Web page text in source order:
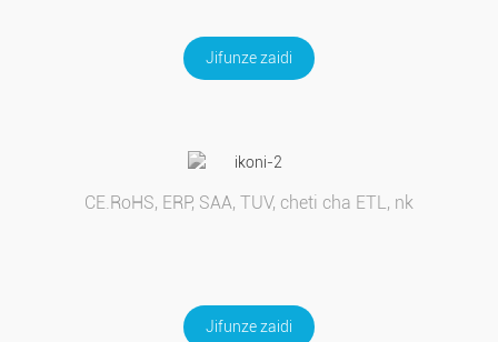
Jifunze zaidi
CE.RoHS, ERP, SAA, TUV, cheti cha ETL, nk
Jifunze zaidi